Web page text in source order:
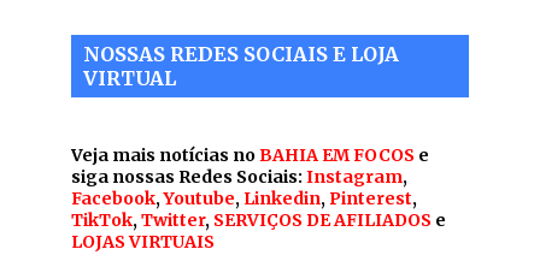
NOSSAS REDES SOCIAIS E LOJA
VIRTUAL
Veja mais notícias noBAHIA EM FOCOS e
siga nossas Redes Sociais: Instagram,
Facebook,Youtube, Linkedin,Pinterest,
TikTok,Twitter, SERVIÇOS DE AFILIADOS e
LOJAS VIRTUAIS